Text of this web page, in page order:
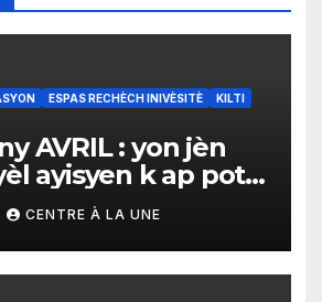
ESPAS RECHÈCH INIVÈSITÈ
KILTI
AVRIL : yon jèn
ayisyen k ap pote
ayisyèn nan sou
la
CENTRE À LA UNE